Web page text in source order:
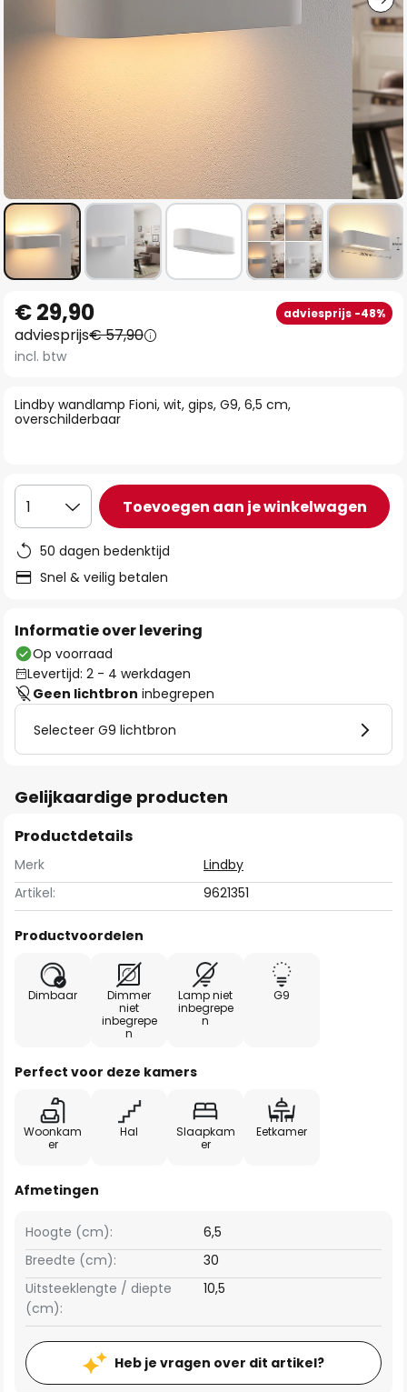
naar
het
begin
de
afbeeldingen-
Lindby wandlamp Fioni, wit, gips, G9, 6,5 cm,
overschilderbaar
€ 29,90 adviesprijs -48%
adviesprijs€ 57,90
incl. btw
1 Toevoegen aan je winkelwagen
50 dagen bedenktijd
Snel & veilig betalen
Informatie over levering
Op voorraad
Levertijd: 2 - 4 werkdagen
Geen lichtbron inbegrepen
Selecteer G9 lichtbron
Gelijkaardige producten
Productdetails
Merk
Lindby
Artikel:
9621351
Productvoordelen
Dimbaar
Dimmer
niet
inbegrepe
n
Lamp niet
inbegrepe
n
G9
Perfect voor deze kamers
Woonkam
er
Hal
Slaapkam
er
Eetkamer
Afmetingen
Breedte (cm): 30
Hoogte (cm): 6,5
Uitsteeklengte / diepte
(cm):
10,5
Heb je vragen over dit artikel?